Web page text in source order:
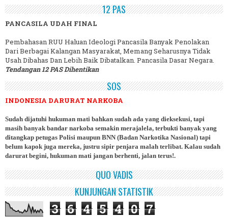
12 PAS
PANCASILA UDAH FINAL
Pembahasan RUU Haluan Ideologi Pancasila Banyak Penolakan
Dari Berbagai Kalangan Masyarakat, Memang Seharusnya Tidak
Usah Dibahas Dan Lebih Baik Dibatalkan. Pancasila Dasar Negara.
Tendangan 12 PAS Dihentikan
SOS
INDONESIA DARURAT NARKOBA
Sudah dijatuhi hukuman mati bahkan sudah ada yang dieksekusi, tapi
masih banyak bandar narkoba semakin merajalela, terbukti banyak yang
ditangkap petugas Polisi maupun BNN (Badan Narkotika Nasional) tapi
belum kapok juga mereka, justru sipir penjara malah terlibat. Kalau sudah
darurat begini, hukuman mati jangan berhenti, jalan terus!.
QUO VADIS
KUNJUNGAN STATISTIK
3 6 4 5 4 0 7